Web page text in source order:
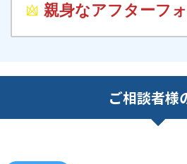
親身なアフターフォ
ご相談者様